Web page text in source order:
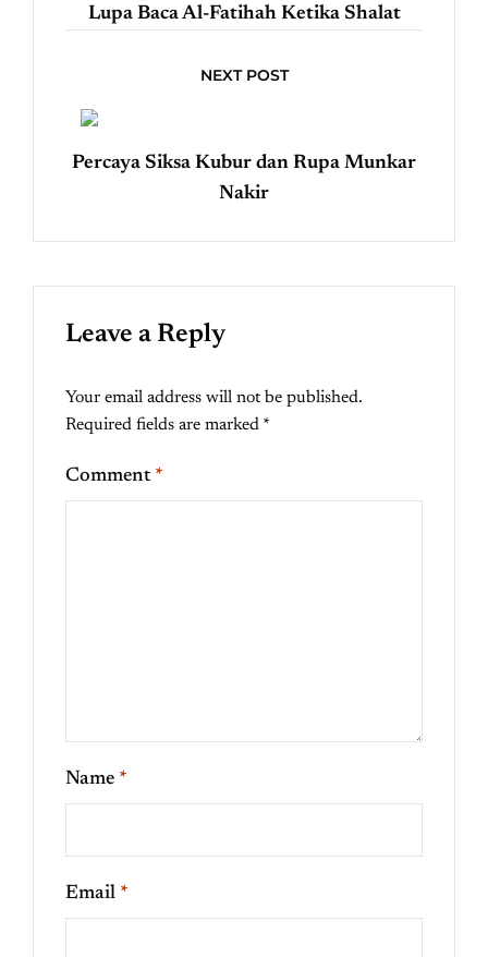
Lupa Baca Al-Fatihah Ketika Shalat
NEXT POST
Percaya Siksa Kubur dan Rupa Munkar
Nakir
Leave a Reply
Your email address will not be published.
Required fields are marked *
Comment *
Name *
Email *